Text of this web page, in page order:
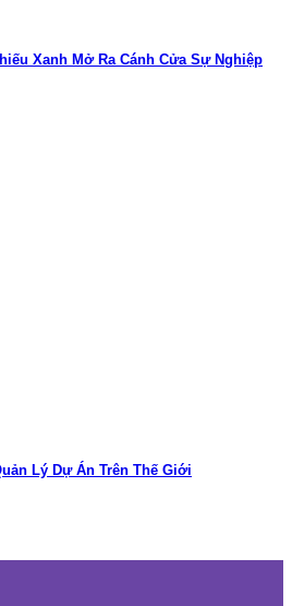
Xanh Mở Ra Cánh Cửa Sự Nghiệp
Lý Dự Án Trên Thế Giới